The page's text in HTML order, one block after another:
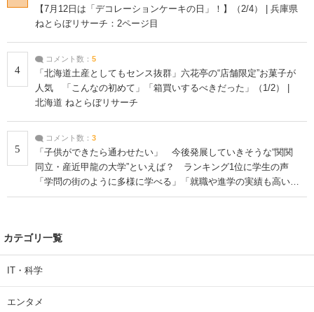
【7月12日は「デコレーションケーキの日」！】（2/4） | 兵庫県
ねとらぼリサーチ：2ページ目
4
コメント数： 5
「北海道土産としてもセンス抜群」六花亭の“店舗限定”お菓子が
人気 「こんなの初めて」「箱買いするべきだった」（1/2） |
北海道 ねとらぼリサーチ
5
コメント数： 3
「子供ができたら通わせたい」 今後発展していきそうな“関関
同立・産近甲龍の大学”といえば？ ランキング1位に学生の声
「学問の街のように多様に学べる」「就職や進学の実績も高い」
| 大学 ねとらぼリサーチ
カテゴリ一覧
IT・科学
エンタメ